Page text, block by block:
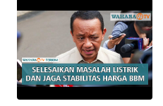
NUSANTARA